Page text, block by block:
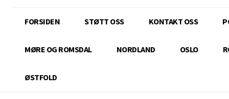
FORSIDEN STØTT OSS KONTAKT OSS
MØRE OG ROMSDAL NORDLAND OSLO
ØSTFOLD